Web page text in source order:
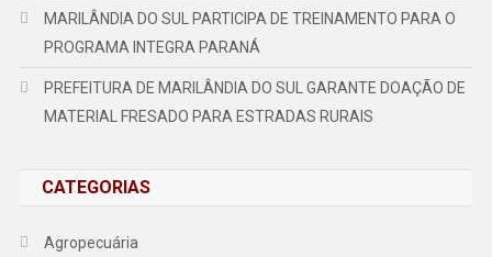
MARILÂNDIA DO SUL PARTICIPA DE TREINAMENTO PARA O
PROGRAMA INTEGRA PARANÁ
PREFEITURA DE MARILÂNDIA DO SUL GARANTE DOAÇÃO DE
MATERIAL FRESADO PARA ESTRADAS RURAIS
CATEGORIAS
Agropecuária